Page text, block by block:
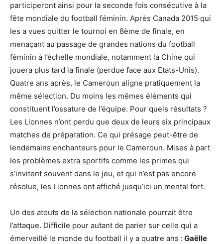
participeront ainsi pour la seconde fois consécutive à la
fête mondiale du football féminin. Après Canada 2015 qui
les a vues quitter le tournoi en 8ème de finale, en
menaçant au passage de grandes nations du football
féminin à l’échelle mondiale, notamment la Chine qui
jouera plus tard la finale (perdue face aux Etats-Unis).
Quatre ans après, le Cameroun aligne pratiquement la
même sélection. Du moins les mêmes éléments qui
constituent l’ossature de l’équipe. Pour quels résultats ?
Les Lionnes n’ont perdu que deux de leurs six principaux
matches de préparation. Ce qui présage peut-être de
lendemains enchanteurs pour le Cameroun. Mises à part
les problèmes extra sportifs comme les primes qui
s’invitent souvent dans le jeu, et qui n’est pas encore
résolue, les Lionnes ont affiché jusqu’ici un mental fort.
Un des atouts de la sélection nationale pourrait être
l’attaque. Difficile pour autant de parier sur celle qui a
émerveillé le monde du football il y a quatre ans : Gaëlle